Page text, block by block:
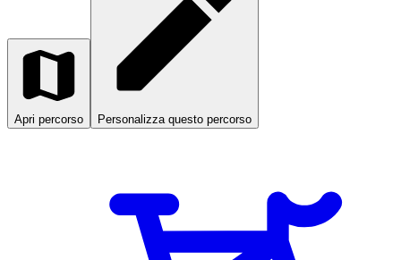
Apri percorso Personalizza questo percorso